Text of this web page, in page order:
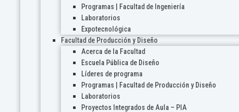
Programas | Facultad de Ingeniería
Laboratorios
Expotecnológica
Facultad de Producción y Diseño
Acerca de la Facultad
Escuela Pública de Diseño
Líderes de programa
Programas | Facultad de Producción y Diseño
Laboratorios
Proyectos Integrados de Aula – PIA